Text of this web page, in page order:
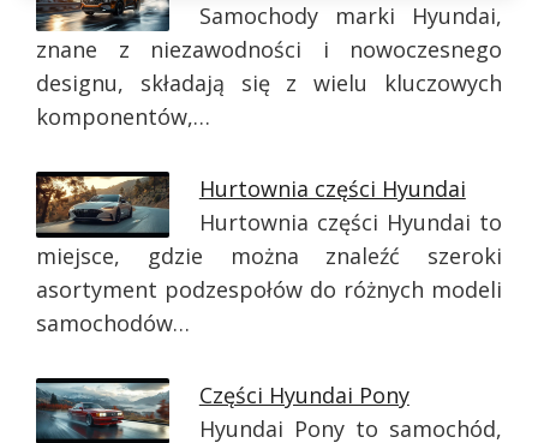
Samochody marki Hyundai,
znane z niezawodności i nowoczesnego
designu, składają się z wielu kluczowych
komponentów,…
Hurtownia części Hyundai
Hurtownia części Hyundai to
miejsce, gdzie można znaleźć szeroki
asortyment podzespołów do różnych modeli
samochodów…
Części Hyundai Pony
Hyundai Pony to samochód,